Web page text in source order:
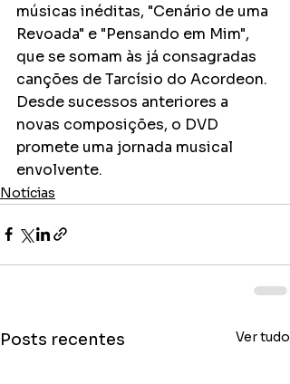
músicas inéditas, "Cenário de uma
Revoada" e "Pensando em Mim",
que se somam às já consagradas
canções de Tarcísio do Acordeon.
Desde sucessos anteriores a
novas composições, o DVD
promete uma jornada musical
envolvente.
Notícias
Posts recentes Ver tudo